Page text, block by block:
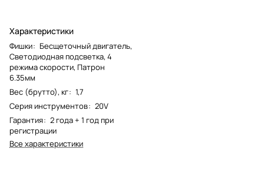
Характеристики
Фишки: Бесщеточный двигатель,
Светодиодная подсветка, 4
режима скорости, Патрон
6.35мм
Вес (брутто), кг: 1,7
Серия инструментов: 20V
Гарантия: 2 года + 1 год при
регистрации
Все характеристики